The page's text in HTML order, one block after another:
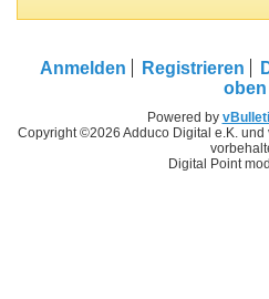
Anmelden Registrieren
oben
Powered by
Copyright ©2026 Adduco Digital e.K.
Digital Point